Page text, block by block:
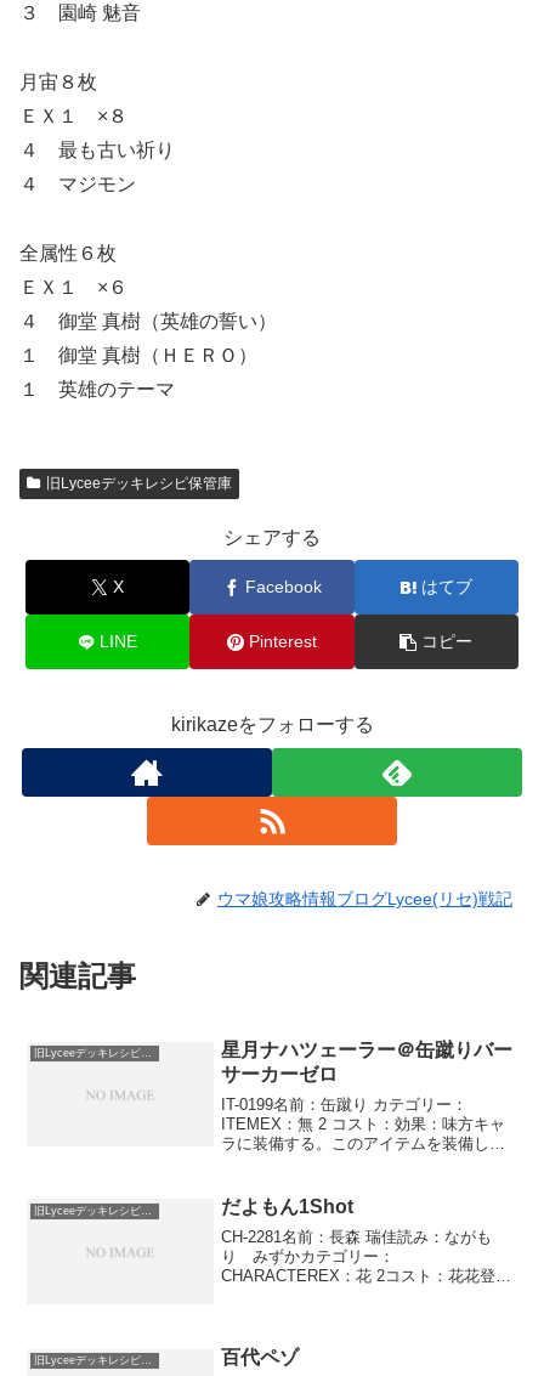
３ 園崎 魅音
月宙８枚
ＥＸ１ ×８
４ 最も古い祈り
４ マジモン
全属性６枚
ＥＸ１ ×６
４ 御堂 真樹（英雄の誓い）
１ 御堂 真樹（ＨＥＲＯ）
１ 英雄のテーマ
旧Lyceeデッキレシピ保管庫
シェアする
X Facebook はてブ
LINE Pinterest コピー
kirikazeをフォローする
ウマ娘攻略情報ブログLycee(リセ)戦記
関連記事
旧Lyceeデッキレシピ保管庫
星月ナハツェーラー＠缶蹴りバー
サーカーゼロ
IT-0199名前：缶蹴り カテゴリー：
ITEMEX：無 2 コスト：効果：味方キャ
ラに装備する。このアイテムを装備した
のキャラを未行動状態にし、このアイテ
ムをゲームから...
だよもん1Shot
CH-2281名前：長森 瑞佳読み：ながも
り みずかカテゴリー：
CHARACTEREX：花 2コスト：花花登場
対象のキャ...
旧Lyceeデッキレシピ保管庫 百代ペゾ